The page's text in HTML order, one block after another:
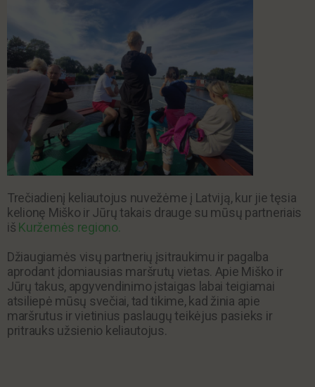
Trečiadienį keliautojus nuvežėme į Latviją, kur jie tęsia
kelionę Miško ir Jūrų takais drauge su mūsų partneriais
iš Kuržemės regiono.
Džiaugiamės visų partnerių įsitraukimu ir pagalba
aprodant įdomiausias maršrutų vietas. Apie Miško ir
Jūrų takus, apgyvendinimo įstaigas labai teigiamai
atsiliepė mūsų svečiai, tad tikime, kad žinia apie
maršrutus ir vietinius paslaugų teikėjus pasieks ir
pritrauks užsienio keliautojus.